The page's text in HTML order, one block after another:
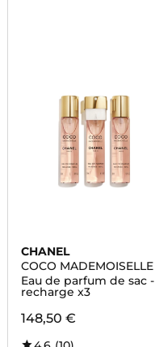
CHANEL
COCO MADEMOISELLE
Eau de parfum de sac -
recharge x3
148,50 €